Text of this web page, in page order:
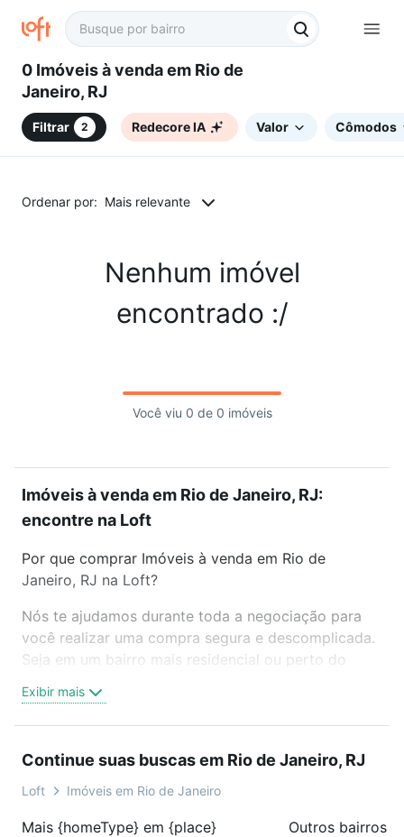
0 Imóveis à venda em Rio de
Janeiro, RJ
Filtrar 2 Redecore IA Valor Cômodos
Ordenar por: Mais relevante
Nenhum imóvel
encontrado :/
Você viu 0 de 0 imóveis
Imóveis à venda em Rio de Janeiro, RJ:
encontre na Loft
Por que comprar Imóveis à venda em Rio de
Janeiro, RJ na Loft?
Nós te ajudamos durante toda a negociação para
você realizar uma compra segura e descomplicada.
Seja em um bairro mais residencial ou perto do
oferta ideal de Imóveis à venda em Rio de Janeiro,
RJ para conquistar seu sonho. Agende uma visita
compromisso e você ainda conta com mais de 46
mil corretores e imobiliárias te ajudando na compra,
Exibir mais
Continue suas buscas em Rio de Janeiro, RJ
Loft Imóveis em Rio de Janeiro
Mais {homeType} em {place}